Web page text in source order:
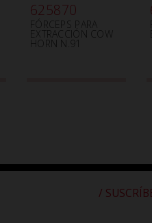
625870
FÓRCEPS PARA
EXTRACCIÓN COW
HORN N.91
/